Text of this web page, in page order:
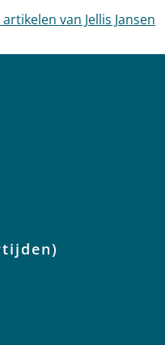
van Jellis Jansen